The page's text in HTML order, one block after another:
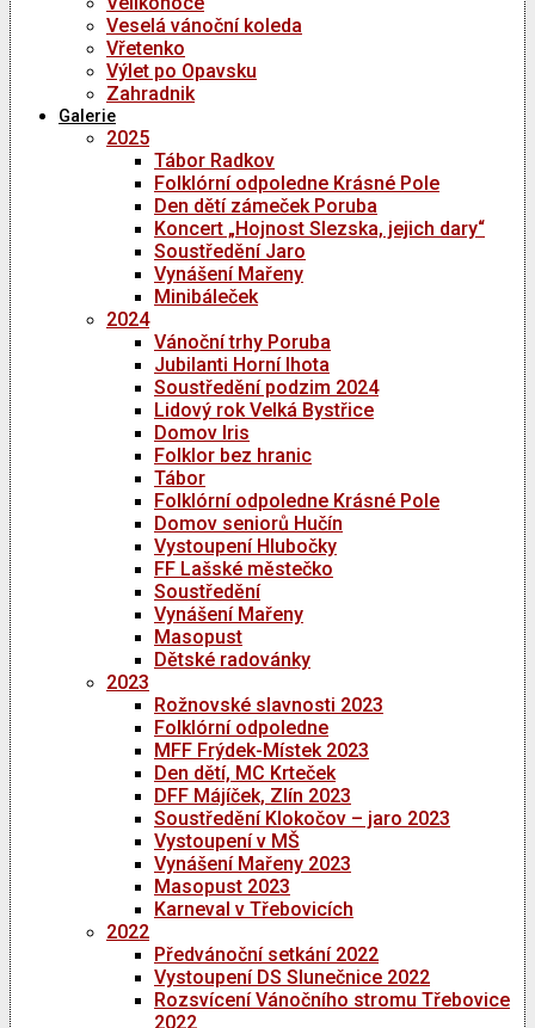
Veselá vánoční koleda
Vřetenko
Výlet po Opavsku
Zahradnik
Galerie
2025
Tábor Radkov
Folklórní odpoledne Krásné Pole
Den dětí zámeček Poruba
Koncert „Hojnost Slezska, jejich dary“
Soustředění Jaro
Vynášení Mařeny
Minibáleček
2024
Vánoční trhy Poruba
Jubilanti Horní lhota
Soustředění podzim 2024
Lidový rok Velká Bystřice
Domov Iris
Folklor bez hranic
Tábor
Folklórní odpoledne Krásné Pole
Domov seniorů Hučín
Vystoupení Hlubočky
FF Lašské městečko
Soustředění
Vynášení Mařeny
Masopust
Dětské radovánky
2023
Rožnovské slavnosti 2023
Folklórní odpoledne
MFF Frýdek-Místek 2023
Den dětí, MC Krteček
DFF Májíček, Zlín 2023
Soustředění Klokočov – jaro 2023
Vystoupení v MŠ
Vynášení Mařeny 2023
Masopust 2023
Karneval v Třebovicích
2022
Předvánoční setkání 2022
Vystoupení DS Slunečnice 2022
Rozsvícení Vánočního stromu Třebovice
2022